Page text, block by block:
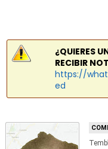
¿QUIERES
RECIBIR
https://
ed